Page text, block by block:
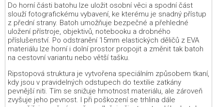
Do horní části batohu lze uložit osobní věci a spodní část
slouží fotografickému vybavení, ke kterému je snadný přístup
z přední strany. Batoh umožňuje bezpečné a přehledné
uložení přístroje, objektivů, notebooku a drobného
příslušenství. Po odstranění 15mm elastických děličů z EVA
materiálu lze horní i dolní prostor propojit a změnit tak batoh
na cestovní variantu nebo větší tašku.
Ripstopová struktura je vytvořena speciálním způsobem tkaní,
kdy jsou v pravidelných odstupech do textilie zatkány
pevnější niti. Tím se snižuje hmotnost materiálu, ale zároveň
zvyšuje jeho pevnost. I při poškození se trhlina dále